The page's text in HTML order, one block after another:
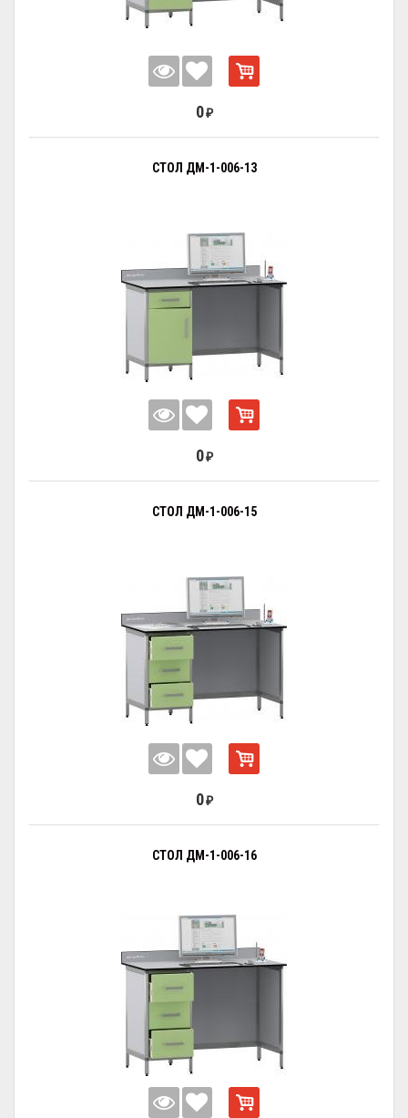
0 ₽
СТОЛ ДМ-1-006-13
0 ₽
СТОЛ ДМ-1-006-15
0 ₽
СТОЛ ДМ-1-006-16